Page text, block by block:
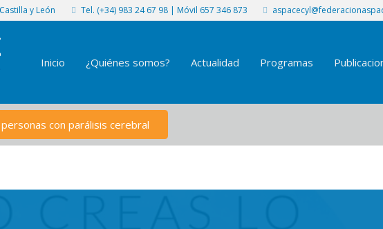
y León Tel. (+34) 983 24 67 98 | Móvil 657 346 873
Inicio ¿Quiénes somos? Actualidad Programas
con parálisis cerebral